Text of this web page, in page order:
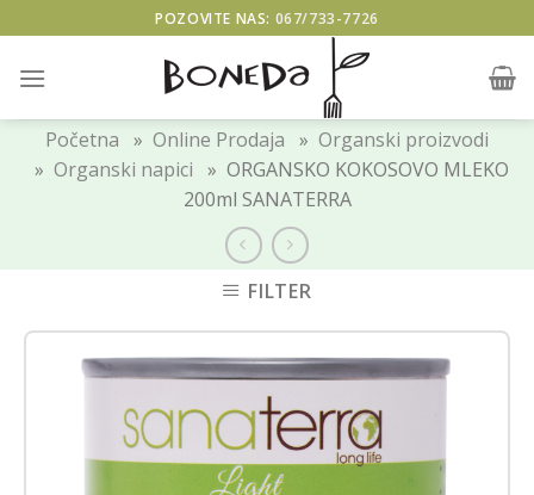
to
content
POZOVITE NAS: 067/733-7726
Početna » Online Prodaja » Organski proizvodi
» Organski napici » ORGANSKO KOKOSOVO MLEKO
200ml SANATERRA
FILTER